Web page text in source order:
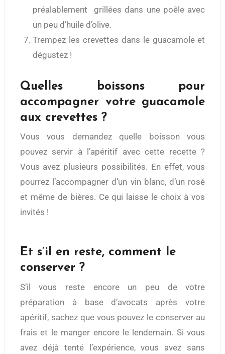
préalablement grillées dans une poêle avec
un peu d’huile d’olive.
Trempez les crevettes dans le guacamole et
dégustez !
Quelles boissons pour
accompagner votre guacamole
aux crevettes ?
Vous vous demandez quelle boisson vous
pouvez servir à l’apéritif avec cette recette ?
Vous avez plusieurs possibilités. En effet, vous
pourrez l’accompagner d’un vin blanc, d’un rosé
et même de bières. Ce qui laisse le choix à vos
invités !
Et s’il en reste, comment le
conserver ?
S’il vous reste encore un peu de votre
préparation à base d’avocats après votre
apéritif, sachez que vous pouvez le conserver au
frais et le manger encore le lendemain. Si vous
avez déjà tenté l’expérience, vous avez sans